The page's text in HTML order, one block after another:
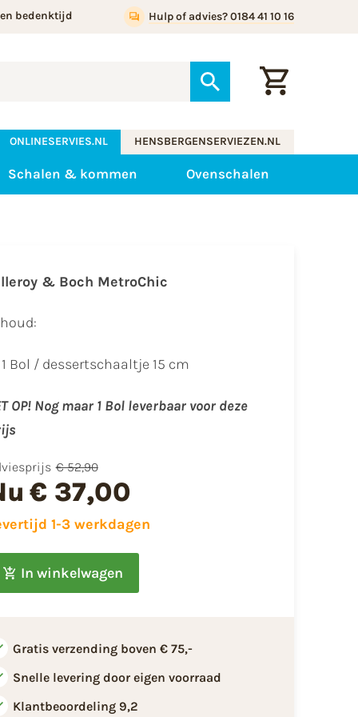
bedenktijd Hulp of advies? 0184 41 10 16
ONLINESERVIES.NL HENSBERGENSERVIEZEN.NL
Schalen & kommen Ovenschalen
& Boch MetroChic
1 Bol / dessertschaaltje 15 cm
OP! Nog maar 1 Bol leverbaar voor deze
€ 52,90
€ 37,00
1-3 werkdagen
In winkelwagen
Gratis verzending boven € 75,-
Snelle levering door eigen voorraad
Klantbeoordeling 9,2